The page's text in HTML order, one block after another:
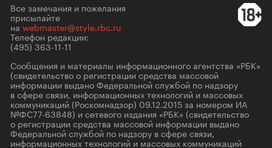
Все замечания и пожелания
присылайте
на webmaster@style.rbc.ru
Телефон редакции:
(495) 363-11-11
Сообщения и материалы информационного агентства «РБК»
(свидетельство о регистрации средства массовой
информации выдано Федеральной службой по надзору
в сфере связи, информационных технологий и массовых
коммуникаций (Роскомнадзор) 09.12.2015 за номером ИА
№ФС77-63848) и сетевого издания «РБК» (свидетельство
о регистрации средства массовой информации выдано
Федеральной службой по надзору в сфере связи,
информационных технологий и массовых коммуникаций